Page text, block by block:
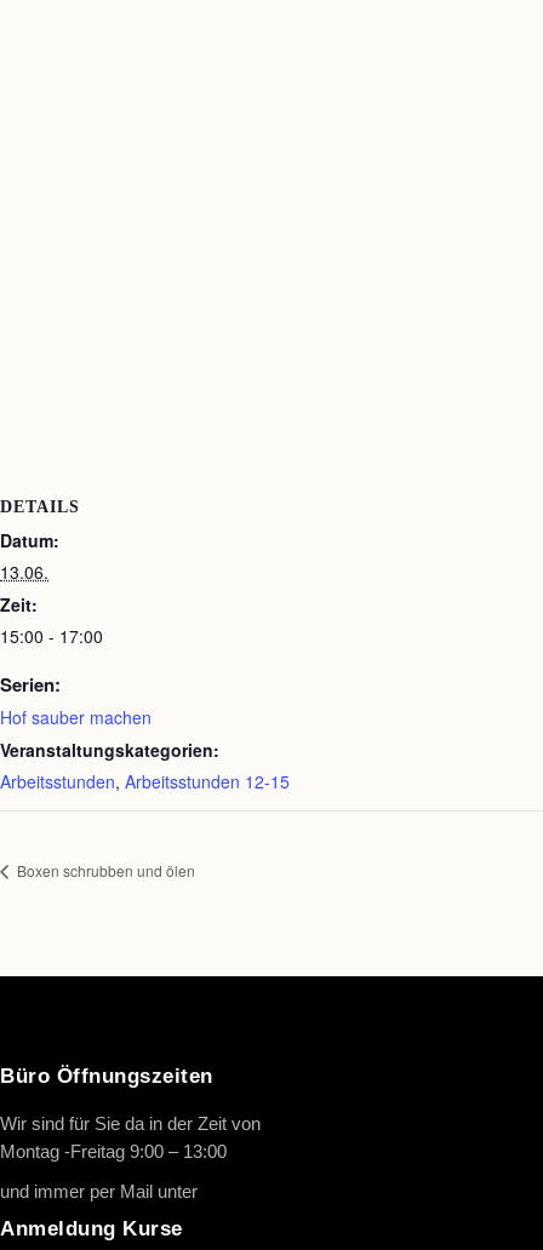
DETAILS
Datum:
13.06.
Zeit:
15:00 - 17:00
Serien:
Hof sauber machen
Veranstaltungskategorien:
Arbeitsstunden, Arbeitsstunden 12-15
Boxen schrubben und ölen
Büro Öffnungszeiten
Wir sind für Sie da in der Zeit von
Montag -Freitag 9:00 – 13:00
und immer per Mail unter
Anmeldung Kurse